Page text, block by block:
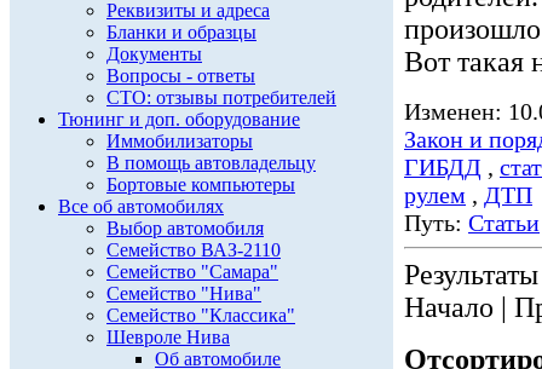
Реквизиты и адреса
Бланки и образцы
Документы
Вопросы - ответы
СТО: отзывы потребителей
Тюнинг и доп. оборудование
Иммобилизаторы
В помощь автовладельцу
Бортовые компьютеры
Все об автомобилях
Выбор автомобиля
Семейство ВАЗ-2110
Семейство "Самара"
Семейство "Нива"
Семейство "Классика"
Шевроле Нива
Об автомобиле
Вот такая
Изменен:
Закон и
ГИБДД ,
рулем , ДТП
Путь: Статьи
Начало |